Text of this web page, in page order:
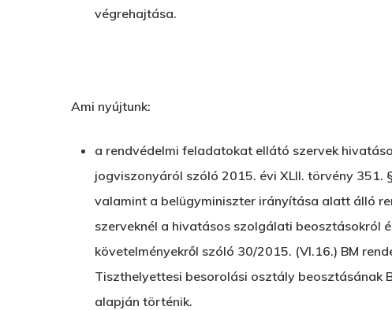
végrehajtása.
Ami nyújtunk:
a rendvédelmi feladatokat ellátó szervek
jogviszonyáról szóló 2015. évi XLII. törvény 351.
valamint a belügyminiszter irányítása alatt álló
szerveknél a hivatásos szolgálati beosztásokról
követelményekről szóló 30/2015. (VI.16.) BM
Tiszthelyettesi besorolási osztály beosztásának
alapján történik.